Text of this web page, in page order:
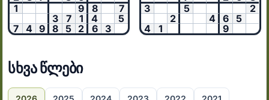
1
9 8
7
3
7 1 4
5
7
4 9 8 5 2 6 3
3
5
2
2
4 6
5
4
1 9
სხვა წლები